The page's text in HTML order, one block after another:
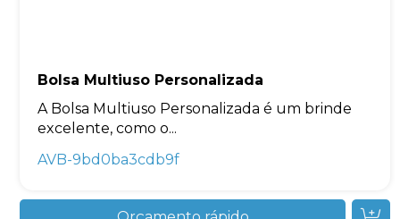
Bolsa Multiuso Personalizada
A Bolsa Multiuso Personalizada é um brinde
excelente, como o...
AVB-9bd0ba3cdb9f